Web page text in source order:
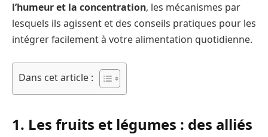
l’humeur et la concentration, les mécanismes par
lesquels ils agissent et des conseils pratiques pour les
intégrer facilement à votre alimentation quotidienne.
Dans cet article :
1. Les fruits et légumes : des alliés